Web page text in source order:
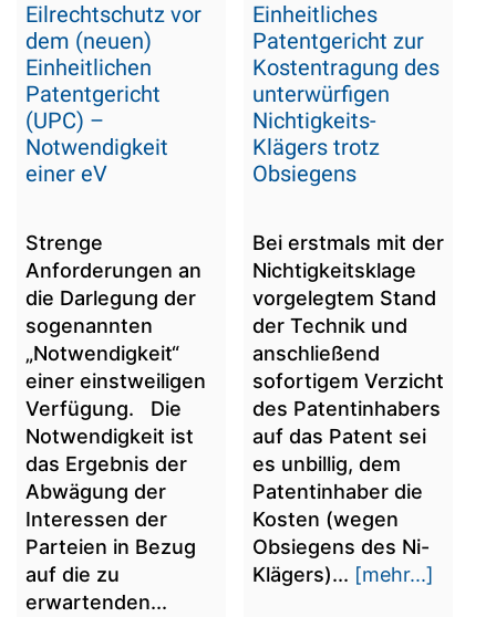
Eilrechtschutz vor
dem (neuen)
Einheitlichen
Patentgericht
(UPC) –
Notwendigkeit
einer eV
Strenge
Anforderungen an
die Darlegung der
sogenannten
„Notwendigkeit“
einer einstweiligen
Verfügung. Die
Notwendigkeit ist
das Ergebnis der
Abwägung der
Interessen der
Parteien in Bezug
auf die zu
erwartenden...
Einheitliches
Patentgericht zur
Kostentragung des
unterwürfigen
Nichtigkeits-
Klägers trotz
Obsiegens
Bei erstmals mit der
Nichtigkeitsklage
vorgelegtem Stand
der Technik und
anschließend
sofortigem Verzicht
des Patentinhabers
auf das Patent sei
es unbillig, dem
Patentinhaber die
Kosten (wegen
Obsiegens des Ni-
Klägers)... [mehr...]